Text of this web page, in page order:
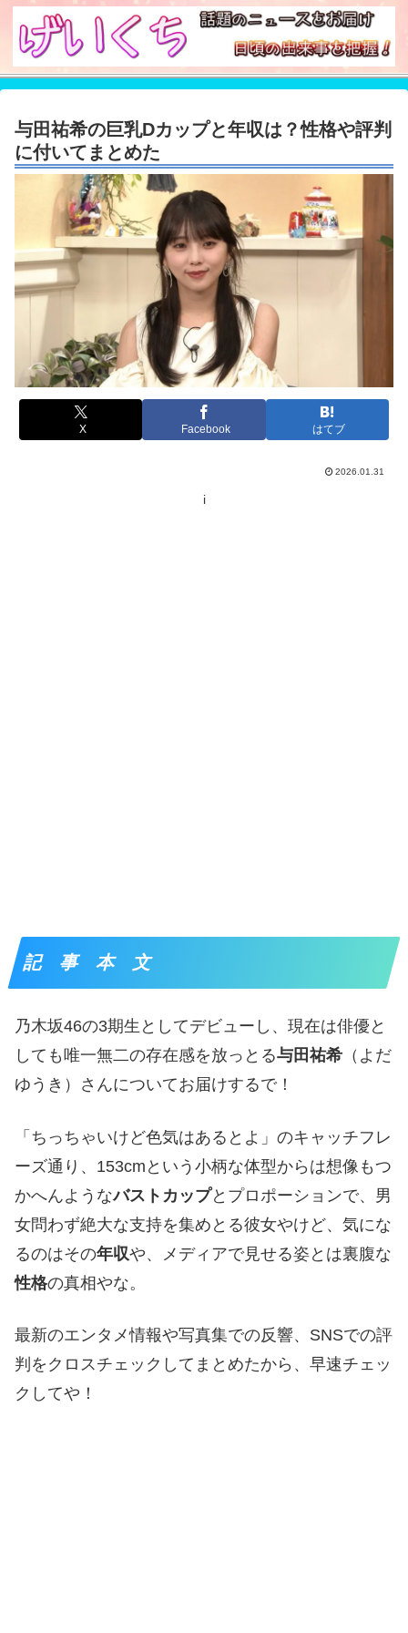
与田祐希の巨乳Dカップと年収は？性格や評判
に付いてまとめた
X Facebook はてブ
2026.01.31
i
記 事 本 文
乃木坂46の3期生としてデビューし、現在は俳優と
しても唯一無二の存在感を放っとる与田祐希 （よだ
ゆうき）さんについてお届けするで！
「ちっちゃいけど色気はあるとよ」のキャッチフレ
ーズ通り、153cmという小柄な体型からは想像もつ
かへんようなバストカップとプロポーションで、男
女問わず絶大な支持を集めとる彼女やけど、気にな
るのはその年収や、メディアで見せる姿とは裏腹な
性格の真相やな。
最新のエンタメ情報や写真集での反響、SNSでの評
判をクロスチェックしてまとめたから、早速チェッ
クしてや！